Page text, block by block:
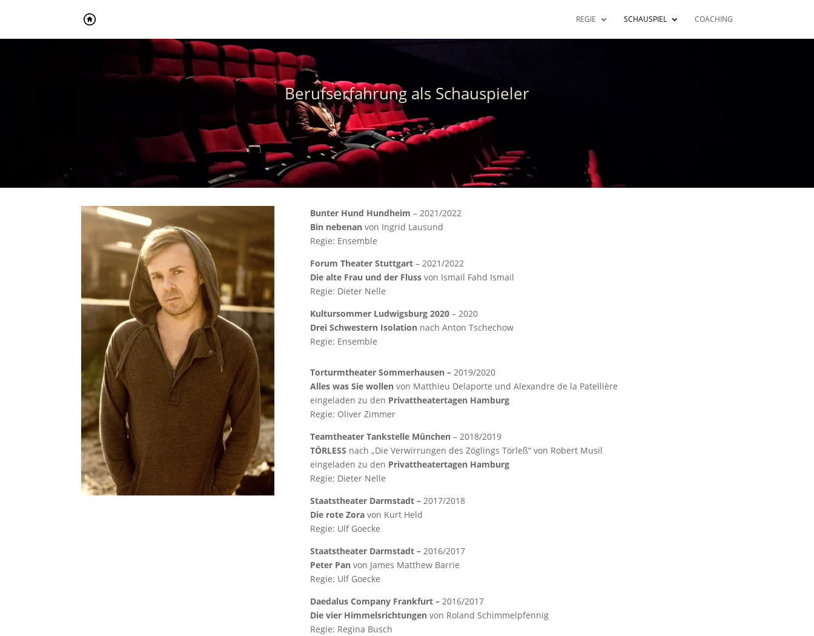
REGIE SCHAUSPIEL COACHING
Berufserfahrung als Schauspieler
Bunter Hund Hundheim – 2021/2022
Bin nebenan von Ingrid Lausund
Regie: Ensemble
Forum Theater Stuttgart– 2021/2022
Die alte Frau und der Flussvon Ismail Fahd Ismail
Regie: Dieter Nelle
Kultursommer Ludwigsburg 2020– 2020
Drei Schwestern Isolation nach Anton Tschechow
Regie: Ensemble
Torturmtheater Sommerhausen –2019/2020
Alles was Sie wollenvon Matthieu Delaporte und Alexandre de la Patellière
eingeladen zu den Privattheatertagen Hamburg
Regie: Oliver Zimmer
Teamtheater Tankstelle München– 2018/2019
TÖRLESS nach „Die Verwirrungen des Zöglings Törleß“ von Robert Musil
eingeladen zu den Privattheatertagen Hamburg
Regie: Dieter Nelle
Staatstheater Darmstadt – 2017/2018
Die rote Zora von Kurt Held
Regie: Ulf Goecke
Staatstheater Darmstadt – 2016/2017
Peter Pan von James Matthew Barrie
Regie: Ulf Goecke
Daedalus Company Frankfurt – 2016/2017
Die vier Himmelsrichtungen von Roland Schimmelpfennig
Regie: Regina Busch